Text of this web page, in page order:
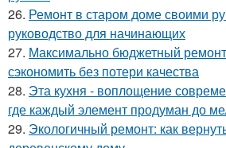
26. Ремонт в старом доме своими
руководство для начинающих
27. Максимально бюджетный ремонт
сэкономить без потери качества
28. Эта кухня - воплощение
где каждый элемент продуман до
29. Экологичный ремонт: как